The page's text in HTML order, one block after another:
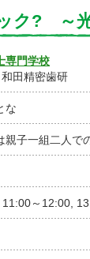
ク? ～
専門学校
田精密歯研
な
親子一組二人で
～12:00,